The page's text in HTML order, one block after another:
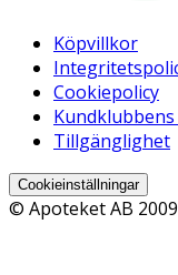
Köpvillkor
Cookiepolicy
Tillgänglighet
Cookieinställningar
© Apoteket AB